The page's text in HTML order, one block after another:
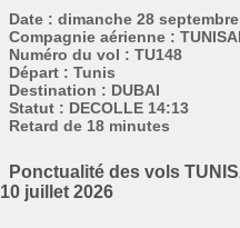
Date : dimanche 28
Compagnie aérienne :
Numéro du vol : TU148
Départ : Tunis
Destination : DUBAI
Statut : DECOLLE 14:13
Retard de 18 minutes
Ponctualité des vols
10 juillet 2026